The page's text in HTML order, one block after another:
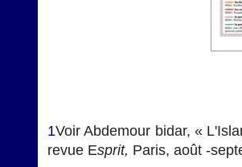
1Voir Abdemour bidar, «
revue Esprit, Paris, août -